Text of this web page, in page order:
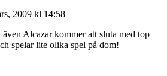
2009 kl 14:58
Alcazar kommer att sluta med top
spelar lite olika spel på dom!